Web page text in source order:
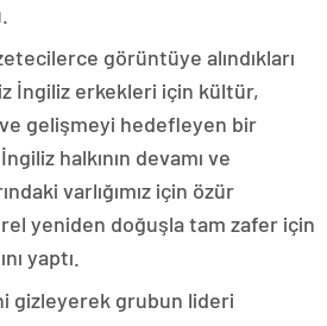
görüntüye alındıkları
İngiliz erkekleri için kültür,
gelişmeyi hedefleyen bir
halkının devamı ve
varlığımız için özür
yeniden doğuşla tam zafer için
yaptı.
gizleyerek grubun lideri